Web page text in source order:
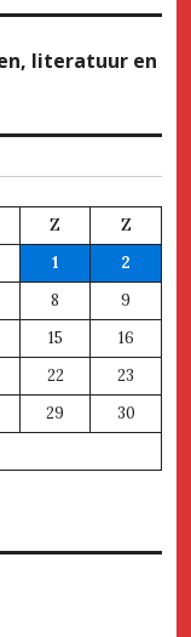
literatuur en
Z
Z
1
2
8
9
15
16
22
23
29
30